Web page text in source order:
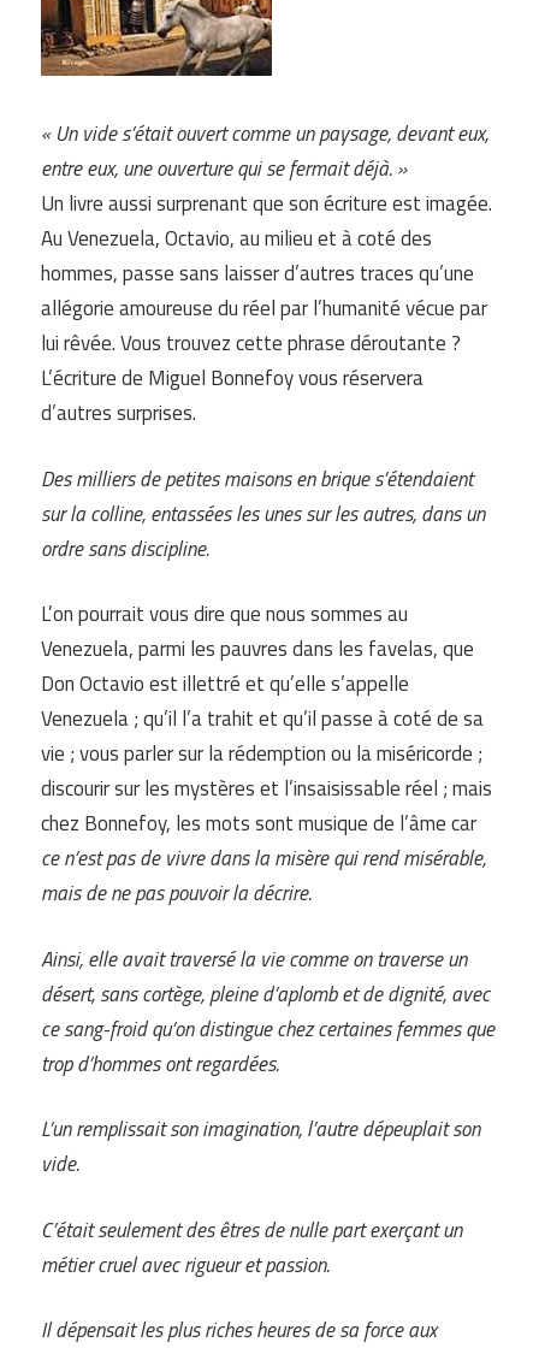
« Un vide s’était ouvert comme un paysage, devant eux,
entre eux, une ouverture qui se fermait déjà. »
Un livre aussi surprenant que son écriture est imagée.
Au Venezuela, Octavio, au milieu et à coté des
hommes, passe sans laisser d’autres traces qu’une
allégorie amoureuse du réel par l’humanité vécue par
lui rêvée. Vous trouvez cette phrase déroutante ?
L’écriture de Miguel Bonnefoy vous réservera
d’autres surprises.
Des milliers de petites maisons en brique s’étendaient
sur la colline, entassées les unes sur les autres, dans un
ordre sans discipline.
L’on pourrait vous dire que nous sommes au
Venezuela, parmi les pauvres dans les favelas, que
Don Octavio est illettré et qu’elle s’appelle
Venezuela ; qu’il l’a trahit et qu’il passe à coté de sa
vie ; vous parler sur la rédemption ou la miséricorde ;
discourir sur les mystères et l’insaisissable réel ; mais
chez Bonnefoy, les mots sont musique de l’âme car
ce n’est pas de vivre dans la misère qui rend misérable,
mais de ne pas pouvoir la décrire.
Ainsi, elle avait traversé la vie comme on traverse un
désert, sans cortège, pleine d’aplomb et de dignité, avec
ce sang-froid qu’on distingue chez certaines femmes que
trop d’hommes ont regardées.
L’un remplissait son imagination, l’autre dépeuplait son
vide.
C’était seulement des êtres de nulle part exerçant un
métier cruel avec rigueur et passion.
Il dépensait les plus riches heures de sa force aux